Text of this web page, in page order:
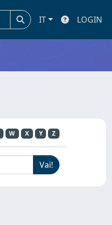
IT LOGIN
W X Y Z